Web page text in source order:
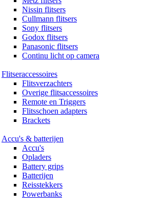
Nissin flitsers
Cullmann flitsers
Sony flitsers
Godox flitsers
Panasonic flitsers
Continu licht op camera
Flitseraccessoires
Flitsverzachters
Overige flitsaccessoires
Remote en Triggers
Flitsschoen adapters
Brackets
Accu's & batterijen
Accu's
Opladers
Battery grips
Batterijen
Reisstekkers
Powerbanks